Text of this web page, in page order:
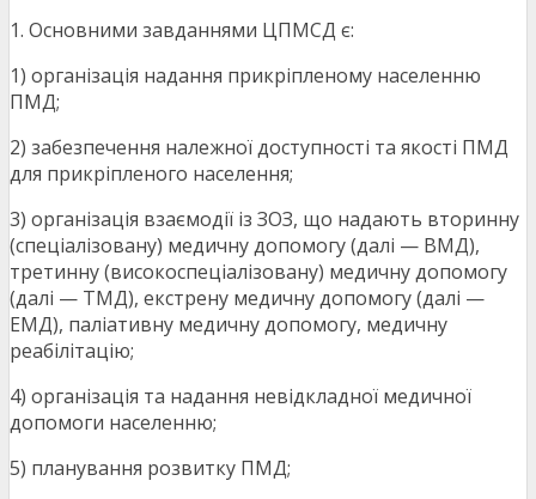
1. Основними завданнями ЦПМСД є:
1) організація надання прикріпленому населенню
ПМД;
2) забезпечення належної доступності та якості ПМД
для прикріпленого населення;
3) організація взаємодії із ЗОЗ, що надають вторинну
(спеціалізовану) медичну допомогу (далі — ВМД),
третинну (високоспеціалізовану) медичну допомогу
(далі — ТМД), екстрену медичну допомогу (далі —
ЕМД), паліативну медичну допомогу, медичну
реабілітацію;
4) організація та надання невідкладної медичної
допомоги населенню;
5) планування розвитку ПМД;